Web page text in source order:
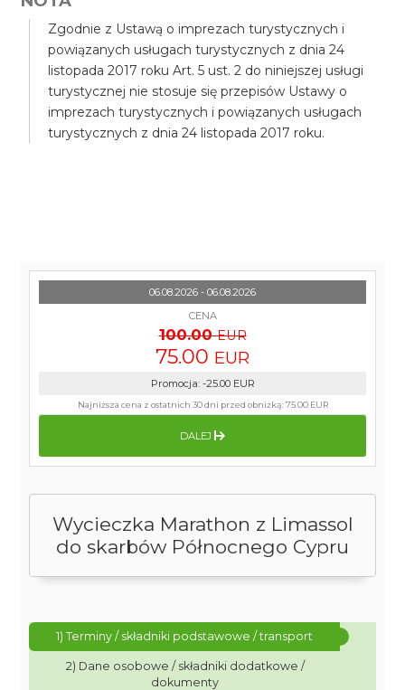
Zgodnie z Ustawą o imprezach turystycznych i
powiązanych usługach turystycznych z dnia 24
listopada 2017 roku Art. 5 ust. 2 do niniejszej usługi
turystycznej nie stosuje się przepisów Ustawy o
imprezach turystycznych i powiązanych usługach
turystycznych z dnia 24 listopada 2017 roku.
Wycieczka Marathon z Limassol
do skarbów Północnego Cypru
1) Terminy / składniki podstawowe / transport
2) Dane osobowe / składniki dodatkowe /
dokumenty
06.08.2026 - 06.08.2026
CENA
100.00 EUR
75.00 EUR
Promocja: -25.00 EUR
Najniższa cena z ostatnich 30 dni przed obniżką:75.00 EUR
DALEJ